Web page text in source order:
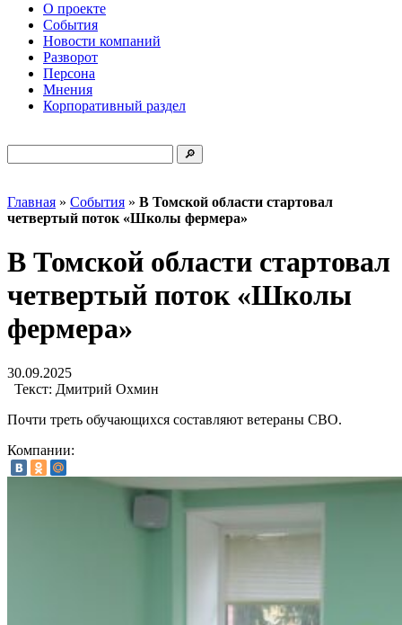
О проекте
События
Новости компаний
Разворот
Персона
Мнения
Корпоративный раздел
Главная » События » В Томской области стартовал
четвертый поток «Школы фермера»
В Томской области стартовал
четвертый поток «Школы
фермера»
30.09.2025
Текст: Дмитрий Охмин
Почти треть обучающихся составляют ветераны СВО.
Компании: